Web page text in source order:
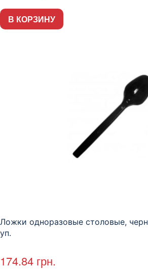
В КОРЗИНУ
Ложки одноразовые столовые,
уп.
174.84 грн.